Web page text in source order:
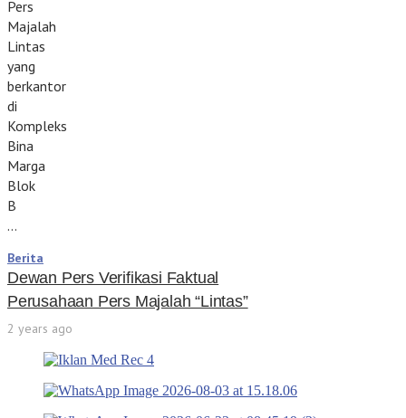
Pers
Majalah
Lintas
yang
berkantor
di
Kompleks
Bina
Marga
Blok
B
…
Berita
Dewan Pers Verifikasi Faktual
Perusahaan Pers Majalah “Lintas”
2 years ago